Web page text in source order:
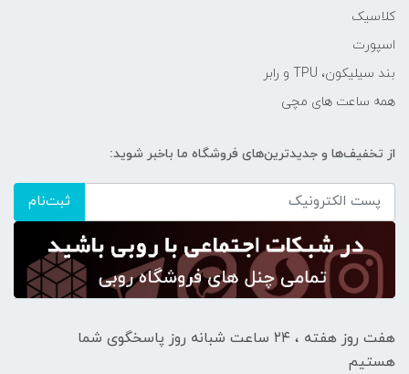
کلاسیک
اسپورت
بند سیلیکون، TPU و رابر
همه ساعت های مچی
از تخفیف‌ها و جدیدترین‌های فروشگاه ما باخبر شوید:
ثبت‌نام
هفت روز هفته ، ۲۴ ساعت شبانه‌ روز پاسخگوی شما
هستیم